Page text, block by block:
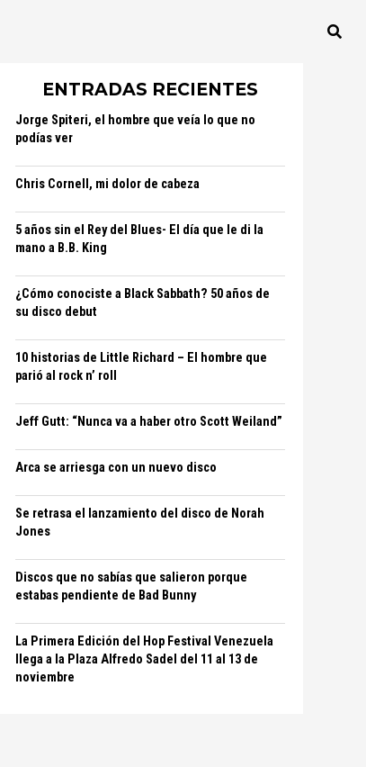
ENTRADAS RECIENTES
Jorge Spiteri, el hombre que veía lo que no
podías ver
Chris Cornell, mi dolor de cabeza
5 años sin el Rey del Blues- El día que le di la
mano a B.B. King
¿Cómo conociste a Black Sabbath? 50 años de
su disco debut
10 historias de Little Richard – El hombre que
parió al rock n’ roll
Jeff Gutt: “Nunca va a haber otro Scott Weiland”
Arca se arriesga con un nuevo disco
Se retrasa el lanzamiento del disco de Norah
Jones
Discos que no sabías que salieron porque
estabas pendiente de Bad Bunny
La Primera Edición del Hop Festival Venezuela
llega a la Plaza Alfredo Sadel del 11 al 13 de
noviembre